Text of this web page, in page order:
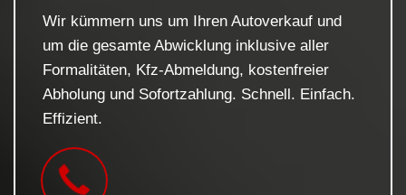
Wir kümmern uns um Ihren Autoverkauf und
um die gesamte Abwicklung inklusive aller
Formalitäten, Kfz-Abmeldung, kostenfreier
Abholung und Sofortzahlung. Schnell. Einfach.
Effizient.